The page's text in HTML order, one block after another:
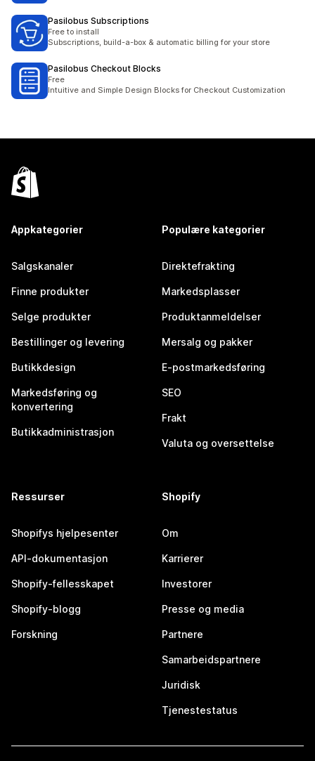
Pasilobus Subscriptions
Free to install
Subscriptions, build-a-box & automatic billing for your store
Pasilobus Checkout Blocks
Free
Intuitive and Simple Design Blocks for Checkout Customization
Appkategorier
Salgskanaler
Finne produkter
Selge produkter
Bestillinger og levering
Butikkdesign
Markedsføring og
konvertering
Butikkadministrasjon
Populære kategorier
Direktefrakting
Markedsplasser
Produktanmeldelser
Mersalg og pakker
E-postmarkedsføring
SEO
Frakt
Valuta og oversettelse
Ressurser
Shopifys hjelpesenter
API-dokumentasjon
Shopify-fellesskapet
Shopify-blogg
Forskning
Shopify
Om
Karrierer
Investorer
Presse og media
Partnere
Samarbeidspartnere
Juridisk
Tjenestestatus